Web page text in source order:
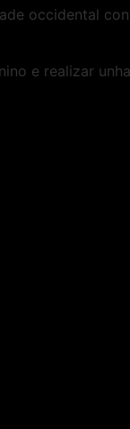
occidental
e realizar